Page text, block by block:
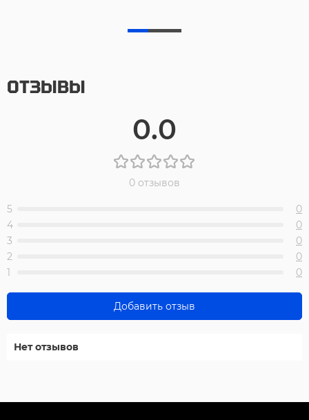
ОТЗЫВЫ
0.0
0 отзывов
5
0
4
0
3
0
2
0
1
0
Добавить отзыв
Нет отзывов